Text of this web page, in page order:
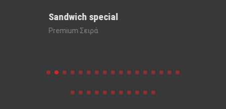
Sandwich special
Premium Σειρά